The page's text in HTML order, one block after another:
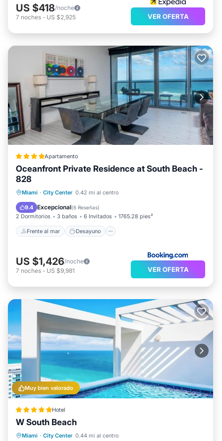
US $418/noche
7 noches - US $2,925 VER OFERTA
Apartamento
Oceanfront Private Residence at South Beach -
828
Miami · City Center 0.42 mi al centro
9.4 Excepcional(6 Reseñas)
2 Dormitorios 3 baños 6 Invitados 1765.28 pies²
Frente al mar Desayuno
Frente al mar
Desayuno
Aparcamiento
US $1,426/noche
7 noches - US $9,981 VER OFERTA
Muy bien valorado
Hotel
W South Beach
Miami · City Center 0.44 mi al centro
Desayuno Aparcamiento